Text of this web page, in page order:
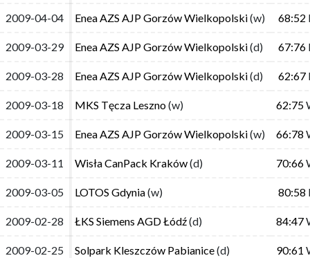
2009-04-04 Enea AZS AJP Gorzów Wielkopolski(w) 68:52
2009-03-29 Enea AZS AJP Gorzów Wielkopolski(d) 67:76
2009-03-28 Enea AZS AJP Gorzów Wielkopolski(d) 62:67
2009-03-18 MKS Tęcza Leszno(w) 62:75
2009-03-15 Enea AZS AJP Gorzów Wielkopolski(w) 66:78
2009-03-11 Wisła CanPack Kraków(d) 70:66
2009-03-05 LOTOS Gdynia(w) 80:58
2009-02-28 ŁKS Siemens AGD Łódź(d) 84:47
2009-02-25 Solpark Kleszczów Pabianice(d) 90:61
2009-04-04 Enea AZS AJP Gorzów Wielkopolski(w) 68:52
2009-03-29 Enea AZS AJP Gorzów Wielkopolski(d) 67:76
2009-03-28 Enea AZS AJP Gorzów Wielkopolski(d) 62:67
2009-03-18 MKS Tęcza Leszno(w) 62:75
2009-03-15 Enea AZS AJP Gorzów Wielkopolski(w) 66:78
2009-03-11 Wisła CanPack Kraków(d) 70:66
2009-03-05 LOTOS Gdynia(w) 80:58
2009-02-28 ŁKS Siemens AGD Łódź(d) 84:47
2009-02-25 Solpark Kleszczów Pabianice(d) 90:61